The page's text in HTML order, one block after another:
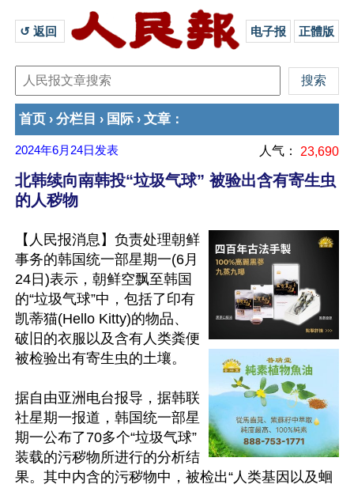
↺ 返回 电子报 正體版
首页 › 分栏目 › 国际 › 文章 ：
2024年6月24日 发表 人气： 23,690
北韩续向南韩投“垃圾气球” 被验出含有寄生虫
的人秽物
【人民报消息】负责处理朝鲜
事务的韩国统一部星期一(6月
24日)表示，朝鲜空飘至韩国
的“垃圾气球”中，包括了印有
凯蒂猫(Hello Kitty)的物品、
破旧的衣服以及含有人类粪便
被检验出有寄生虫的土壤。
据自由亚洲电台报导，据韩联
社星期一报道，韩国统一部星
期一公布了70多个“垃圾气球”
装载的污秽物所进行的分析结
果。其中内含的污秽物中，被检出“人类基因以及蛔